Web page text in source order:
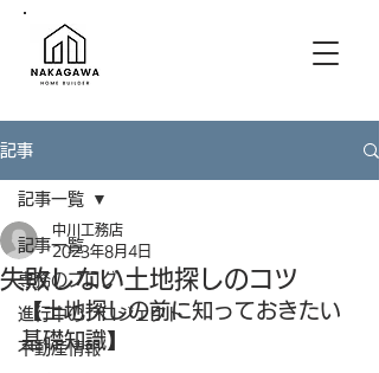
記事
記事一覧
専務のブログ
進行中のプロジェクト
不動産情報
記事一覧
失敗しない土地探しのコツ
中川工務店
2023年8月4日
【土地探しの前に知っておきたい
基礎知識】